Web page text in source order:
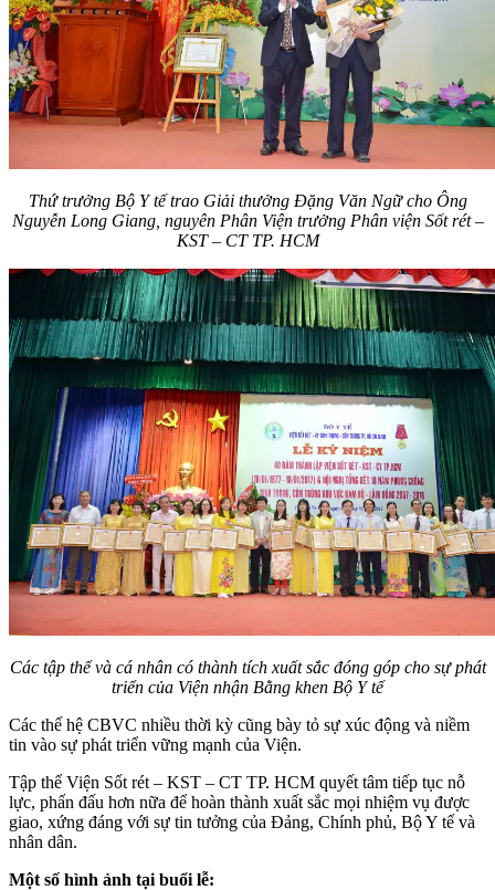
Thứ trưởng Bộ Y tế trao Giải thưởng Đặng Văn Ngữ cho Ông
Nguyễn Long Giang, nguyên Phân Viện trưởng Phân viện Sốt rét –
KST – CT TP. HCM
Các tập thể và cá nhân có thành tích xuất sắc đóng góp cho sự phát
triển của Viện nhận Bằng khen Bộ Y tế
Các thế hệ CBVC nhiều thời kỳ cũng bày tỏ sự xúc động và niềm
tin vào sự phát triển vững mạnh của Viện.
Tập thể Viện Sốt rét – KST – CT TP. HCM quyết tâm tiếp tục nỗ
lực, phấn đấu hơn nữa để hoàn thành xuất sắc mọi nhiệm vụ được
giao, xứng đáng với sự tin tưởng của Đảng, Chính phủ, Bộ Y tế và
nhân dân.
Một số hình ảnh tại buổi lễ: